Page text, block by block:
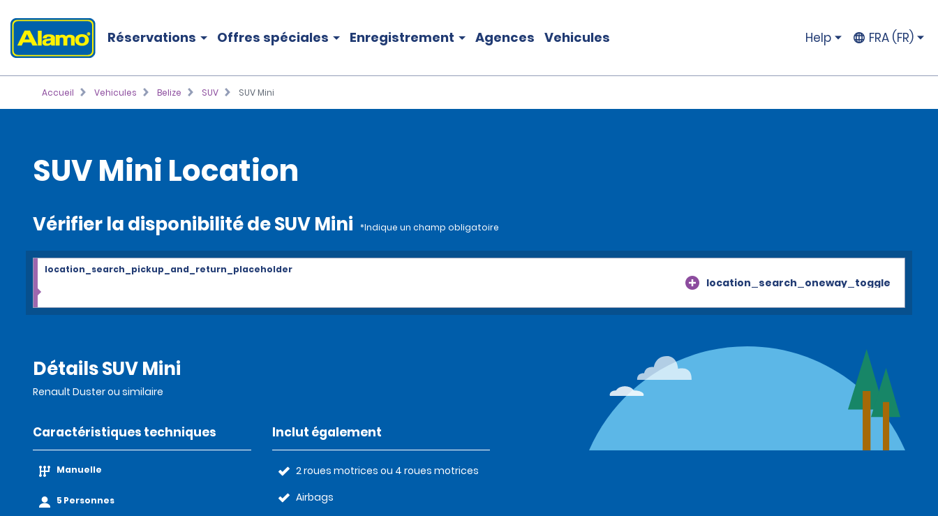
Réservations Offres spéciales Enregistrement Agences Vehicules Help FRA (FR)
Accueil Vehicules Belize SUV SUV Mini
SUV Mini Location
Vérifier la disponibilité de SUV Mini *Indique un champ obligatoire
location_search_oneway_toggle
location_search_pickup_and_return_placeholder
Détails SUV Mini
Renault Duster ou similaire
Caractéristiques techniques
Manuelle
5 Personnes
Inclut également
2 roues motrices ou 4 roues motrices
Airbags